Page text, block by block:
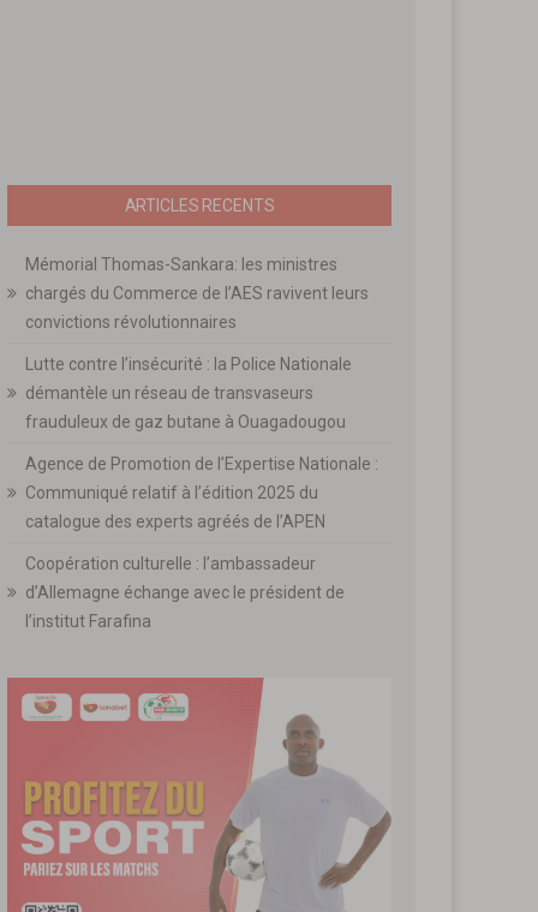
ARTICLES RECENTS
Mémorial Thomas-Sankara: les ministres
chargés du Commerce de l’AES ravivent leurs
convictions révolutionnaires
Lutte contre l’insécurité : la Police Nationale
démantèle un réseau de transvaseurs
frauduleux de gaz butane à Ouagadougou
Agence de Promotion de l’Expertise Nationale :
Communiqué relatif à l’édition 2025 du
catalogue des experts agréés de l’APEN
Coopération culturelle : l’ambassadeur
d’Allemagne échange avec le président de
l’institut Farafina